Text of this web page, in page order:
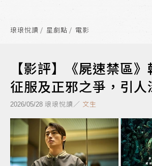
琅琅悅讀 星劇點 電影
【影評】《屍速禁區
征服及正邪之爭，引人
2026/05/28 琅琅悅讀／ 文生